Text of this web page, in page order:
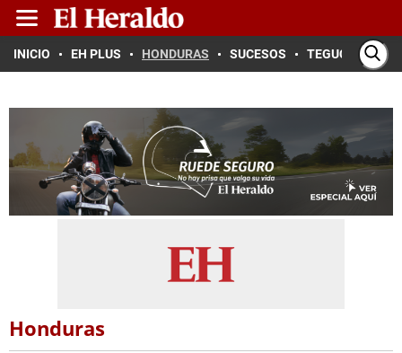
INICIO EH PLUS HONDURAS SUCESOS TEGUCIGALPA
Honduras